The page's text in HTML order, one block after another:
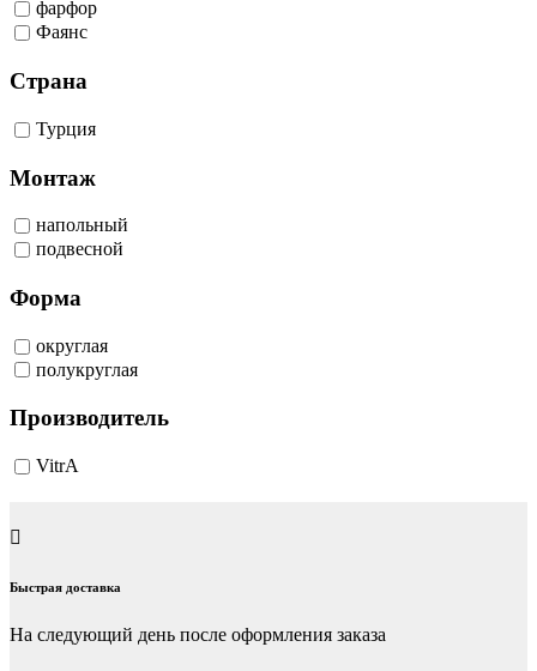
фарфор
Фаянс
Страна
Турция
Монтаж
напольный
подвесной
Форма
округлая
полукруглая
Производитель
VitrA
Быстрая доставка
На следующий день после оформления заказа